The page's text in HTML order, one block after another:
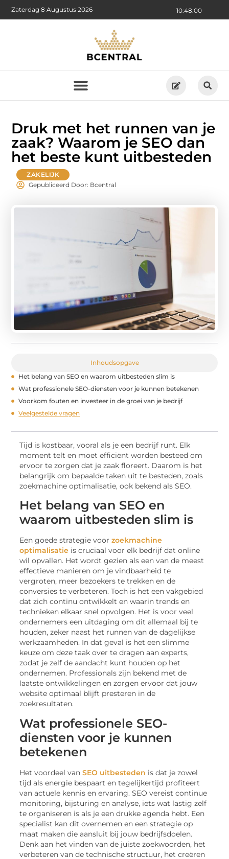
10:48:01
Zaterdag 8 Augustus 2026
Druk met het runnen van je
zaak? Waarom je SEO dan
het beste kunt uitbesteden
ZAKELIJK
Gepubliceerd Door: Bcentral
Inhoudsopgave
Het belang van SEO en waarom uitbesteden slim is
Wat professionele SEO-diensten voor je kunnen betekenen
Voorkom fouten en investeer in de groei van je bedrijf
Veelgestelde vragen
Tijd is kostbaar, vooral als je een bedrijf runt. Elk
moment telt en moet efficiënt worden besteed om
ervoor te zorgen dat je zaak floreert. Daarom is het
belangrijk om bepaalde taken uit te besteden, zoals
zoekmachine optimalisatie, ook bekend als SEO.
Het belang van SEO en
waarom uitbesteden slim is
Een goede strategie voorzoekmachine
optimalisatie is cruciaal voor elk bedrijf dat online
wil opvallen. Het wordt gezien als een van de meest
effectieve manieren om je vindbaarheid te
vergroten, meer bezoekers te trekken en de
conversies te verbeteren. Toch is het een vakgebied
dat zich continu ontwikkelt en waarin trends en
technieken elkaar snel opvolgen. Het is voor veel
ondernemers een uitdaging om dit allemaal bij te
houden, zeker naast het runnen van de dagelijkse
werkzaamheden. In dat geval is het een slimme
keuze om deze taak over te dragen aan experts,
zodat je zelf de aandacht kunt houden op het
ondernemen. Professionals zijn bekend met de
laatste ontwikkelingen en zorgen ervoor dat jouw
website optimaal blijft presteren in de
zoekresultaten.
Wat professionele SEO-
diensten voor je kunnen
betekenen
Het voordeel vanSEO uitbesteden is dat je zowel
tijd als energie bespaart en tegelijkertijd profiteert
van actuele kennis en ervaring. SEO vereist continue
monitoring, bijsturing en analyse, iets wat lastig zelf
te organiseren is als je een drukke agenda hebt. Een
specialist kan dit overnemen en een strategie op
maat maken die aansluit bij jouw bedrijfsdoelen.
Denk aan het vinden van de juiste zoekwoorden, het
verbeteren van de technische structuur, het creëren